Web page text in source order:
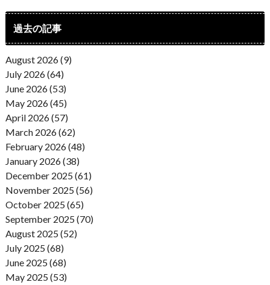
過去の記事
August 2026 (9)
July 2026 (64)
June 2026 (53)
May 2026 (45)
April 2026 (57)
March 2026 (62)
February 2026 (48)
January 2026 (38)
December 2025 (61)
November 2025 (56)
October 2025 (65)
September 2025 (70)
August 2025 (52)
July 2025 (68)
June 2025 (68)
May 2025 (53)